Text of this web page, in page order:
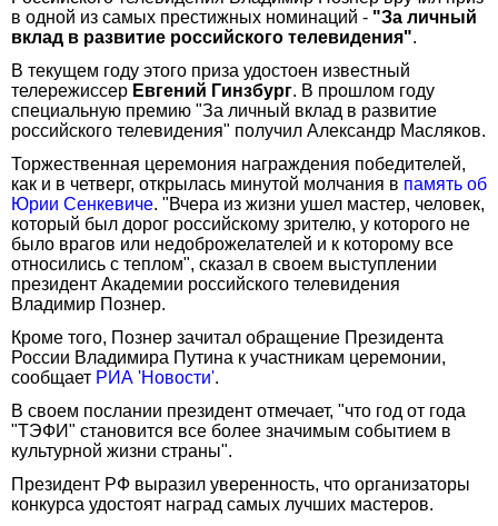
в одной из самых престижных номинаций - "За личный
вклад в развитие российского телевидения".
В текущем году этого приза удостоен известный
телережиссер Евгений Гинзбург. В прошлом году
специальную премию "За личный вклад в развитие
российского телевидения" получил Александр Масляков.
Торжественная церемония награждения победителей,
как и в четверг, открылась минутой молчания в память об
Юрии Сенкевиче. "Вчера из жизни ушел мастер, человек,
который был дорог российскому зрителю, у которого не
было врагов или недоброжелателей и к которому все
относились с теплом", сказал в своем выступлении
президент Академии российского телевидения
Владимир Познер.
Кроме того, Познер зачитал обращение Президента
России Владимира Путина к участникам церемонии,
сообщает РИА 'Новости'.
В своем послании президент отмечает, "что год от года
"ТЭФИ" становится все более значимым событием в
культурной жизни страны".
Президент РФ выразил уверенность, что организаторы
конкурса удостоят наград самых лучших мастеров.